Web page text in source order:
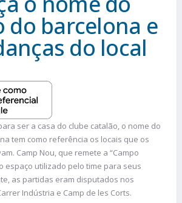
do barcelona e
do local
ser a casa do clube catalão, o nome do
tem como referência os locais que os
Camp Nou, que remete a “Campo
espaço utilizado pelo time para seus
as partidas eram disputados nos
Indústria e Camp de les Corts.